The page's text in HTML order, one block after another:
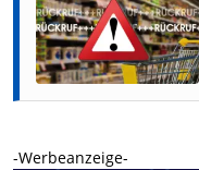
-Werbeanzeige-